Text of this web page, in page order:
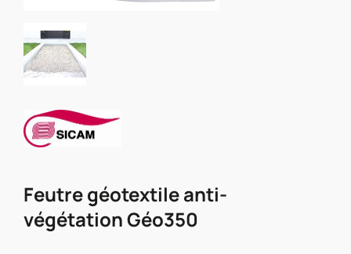
Feutre géotextile anti-
végétation Géo350